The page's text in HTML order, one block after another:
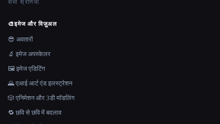
सभी श्रेणियाँ
🎨इमेज और विज़ुअल
😎 अवतारों
🔬 इमेज अपस्केलर
🖼️ इमेज एडिटिंग
🌄 एआई आर्ट एंड इलस्ट्रेशन
🎲 एनिमेशन और 3डी मॉडलिंग
🔁 छवि से छवि में बदलाव